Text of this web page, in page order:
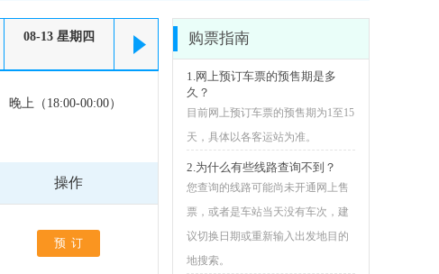
08-13 星期四
晚上（18:00-00:00）
操作
预订
购票指南
1.网上预订车票的预售期是多
久？
目前网上预订车票的预售期为1至15
天，具体以各客运站为准。
2.为什么有些线路查询不到？
您查询的线路可能尚未开通网上售
票，或者是车站当天没有车次，建
议切换日期或重新输入出发地目的
地搜索。